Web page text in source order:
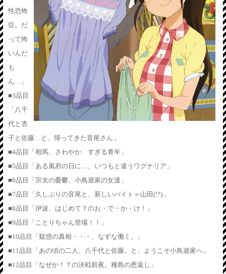
性恐怖
症。だ
って怖
いんだ
も
ん…」
■3品目
「八千
代と杏
子と佐藤…と、帰ってきた音尾さん」
■4品目「相馬、さわやか すぎる青年」
■5品目「ある風邪の日に…、いつもと違うワグナリア」
■6品目「宗太の憂鬱、小鳥遊家の女達」
■7品目「久しぶりの音尾と、新しいバイト＝山田(!?)」
■8品目「伊波、はじめて？のお・で・か・け！」
■9品目「ことりちゃん登場！！」
■10品目「疑惑の真相・・・、なずな働く。」
■11品目「あの頃の二人、八千代と佐藤。と、ようこそ小鳥遊家へ」
■12品目「なぜか！？の決戦前夜。種島の恩返し」